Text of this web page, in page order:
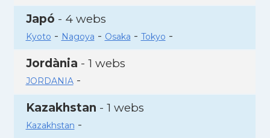
Japó - 4 webs
Kyoto - Nagoya - Osaka - Tokyo -
Jordània - 1 webs
JORDANIA-
Kazakhstan - 1 webs
Kazakhstan -